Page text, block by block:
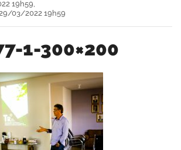
1-300×200
19h59,
03/2022 19h59